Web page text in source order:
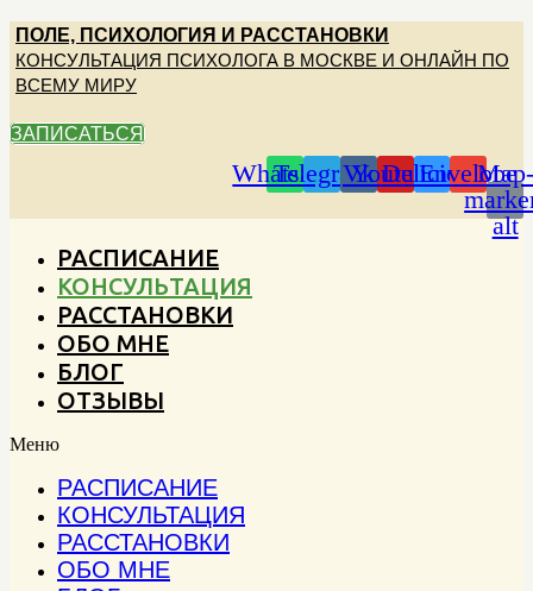
Перейти
к
содержимому
ПОЛЕ, ПСИХОЛОГИЯ И РАССТАНОВКИ
КОНСУЛЬТАЦИЯ ПСИХОЛОГА В МОСКВЕ И ОНЛАЙН ПО
ВСЕМУ МИРУ
ЗАПИСАТЬСЯ
Whatsapp
Telegram
Vk
Youtube
Delicious
Envelope
Map-
alt
РАСПИСАНИЕ
КОНСУЛЬТАЦИЯ
РАССТАНОВКИ
ОБО МНЕ
БЛОГ
ОТЗЫВЫ
Меню
РАСПИСАНИЕ
КОНСУЛЬТАЦИЯ
РАССТАНОВКИ
ОБО МНЕ